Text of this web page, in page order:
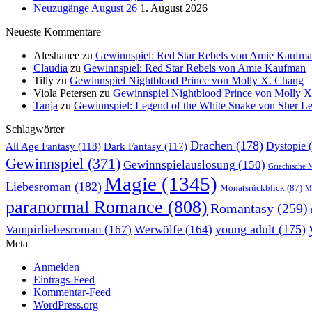
Neuzugänge August 26 1. August 2026
Neueste Kommentare
Aleshanee zu Gewinnspiel: Red Star Rebels von Amie
Claudia zu Gewinnspiel: Red Star Rebels von Amie Kaufman
Tilly zu Gewinnspiel Nightblood Prince von Molly X. Chang
Viola Petersen zu Gewinnspiel Nightblood Prince von Molly
Tanja zu Gewinnspiel: Legend of the White Snake von Sher
Schlagwörter
All Age Fantasy (118) Dark Fantasy (117) Drachen (178) Dystopie
Gewinnspiel (371) Gewinnspielauslosung (150) Griechische
Liebesroman (182) Magie (1345) Monatsrückblick (87)
paranormal Romance (808) Romantasy (259)
Vampirliebesroman (167) Werwölfe (164) young adult (175)
Meta
Anmelden
Eintrags-Feed
Kommentar-Feed
WordPress.org